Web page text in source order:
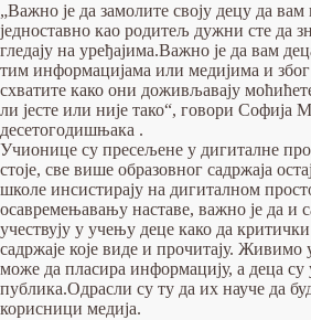
„Важно је да замолите своју децу да вам
једноставно као родитељ дужни сте да
гледају на уређајима.Важно је да вам
тим информацијама или медијима и због
схватите како они доживљавају
ли јесте или није тако“, говори Софија
десетогодишњака .
Учионице су пресељене у дигиталне
стоје, све више образовног садржаја
школе инсистирају на дигиталном
осавремењавању наставе, важно је да и
учествују у учењу деце како да
садржаје које виде и прочитају. Живимо
може да пласира информацију, а деца су
публика.Одрасли су ту да их науче да
корисници медија.